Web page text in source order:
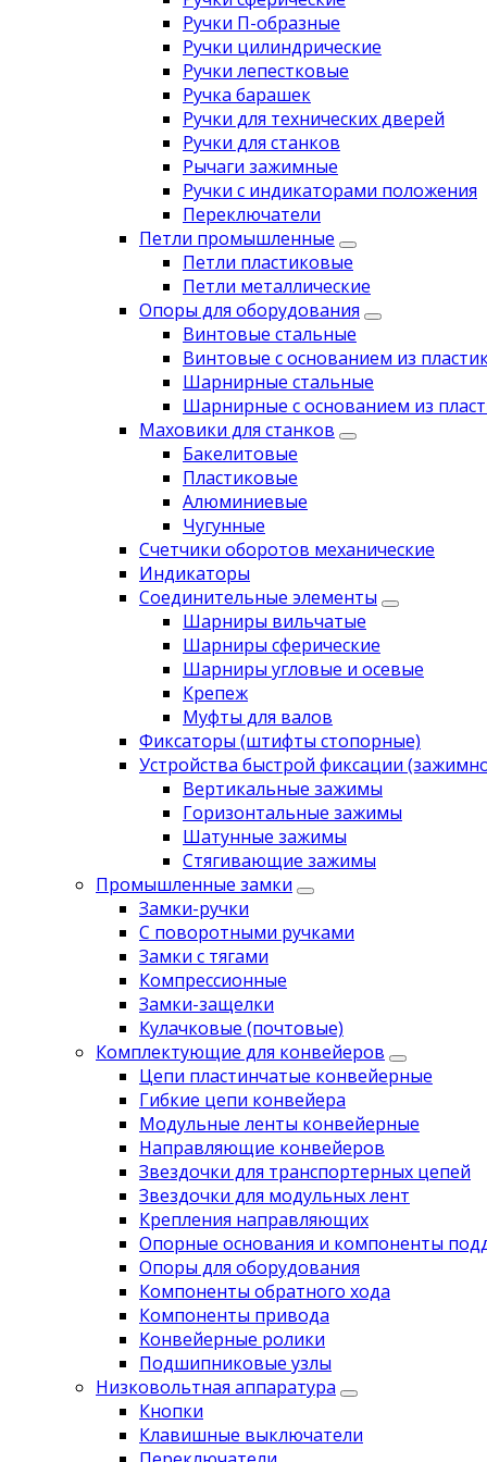
Ручки П-образные
Ручки цилиндрические
Ручки лепестковые
Ручка барашек
Ручки для технических дверей
Ручки для станков
Рычаги зажимные
Ручки с индикаторами положения
Переключатели
Петли промышленные
Петли пластиковые
Петли металлические
Опоры для оборудования
Винтовые стальные
Винтовые с основанием из
Шарнирные стальные
Шарнирные с основанием из
Маховики для станков
Бакелитовые
Пластиковые
Алюминиевые
Чугунные
Счетчики оборотов механические
Индикаторы
Соединительные элементы
Шарниры вильчатые
Шарниры сферические
Шарниры угловые и осевые
Крепеж
Муфты для валов
Фиксаторы (штифты стопорные)
Устройства быстрой фиксации
Вертикальные зажимы
Горизонтальные зажимы
Шатунные зажимы
Стягивающие зажимы
Промышленные замки
Замки-ручки
С поворотными ручками
Замки с тягами
Компрессионные
Замки-защелки
Кулачковые (почтовые)
Комплектующие для конвейеров
Цепи пластинчатые конвейерные
Гибкие цепи конвейера
Модульные ленты конвейерные
Направляющие конвейеров
Звездочки для транспортерных цепей
Звездочки для модульных лент
Крепления направляющих
Опорные основания и компоненты
Опоры для оборудования
Компоненты обратного хода
Компоненты привода
Koнвейерныe pолики
Подшипниковые узлы
Низковольтная аппаратура
Кнопки
Клавишные выключатели